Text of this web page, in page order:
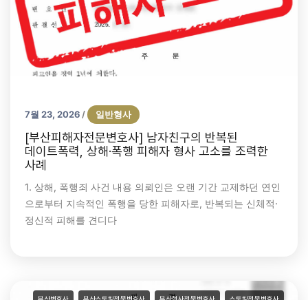
7월 23, 2026 / 일반형사
[부산피해자전문변호사] 남자친구의 반복된
데이트폭력, 상해·폭행 피해자 형사 고소를 조력한
사례
1. 상해, 폭행죄 사건 내용 의뢰인은 오랜 기간 교제하던 연인
으로부터 지속적인 폭행을 당한 피해자로, 반복되는 신체적·
정신적 피해를 견디다